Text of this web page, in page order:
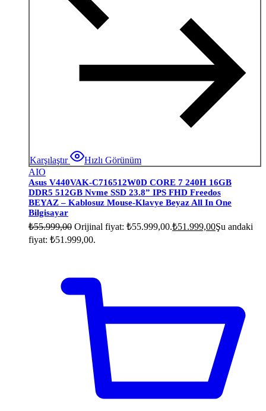
Karşılaştır
Hızlı Görünüm
AIO
Asus V440VAK-C716512W0D CORE 7 240H 16GB
DDR5 512GB Nvme SSD 23.8” IPS FHD Freedos
BEYAZ – Kablosuz Mouse-Klavye Beyaz All In One
Bilgisayar
₺55.999,00 Orijinal fiyat: ₺55.999,00.₺51.999,00Şu andaki
fiyat: ₺51.999,00.